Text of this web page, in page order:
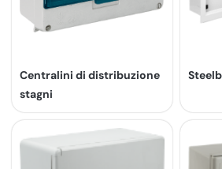
Centralini di distribuzione
stagni